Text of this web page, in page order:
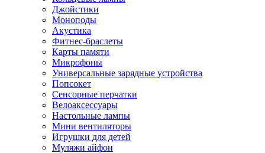
Джойстики
Моноподы
Акустика
Фитнес-браслеты
Карты памяти
Микрофоны
Универсальные зарядные устройства
Попсокет
Сенсорные перчатки
Велоаксессуары
Настольные лампы
Мини вентиляторы
Игрушки для детей
Муляжи айфон